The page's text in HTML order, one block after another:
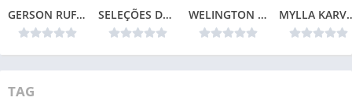
GERSON RUFINO – TOP 20 SELEÇÕES DA COLEÇÃO CANÇÕES DE VIDA – NÃO TEMAS (1996)📌 WELINGTON CAMARGO (1999) MYLLA
TAG